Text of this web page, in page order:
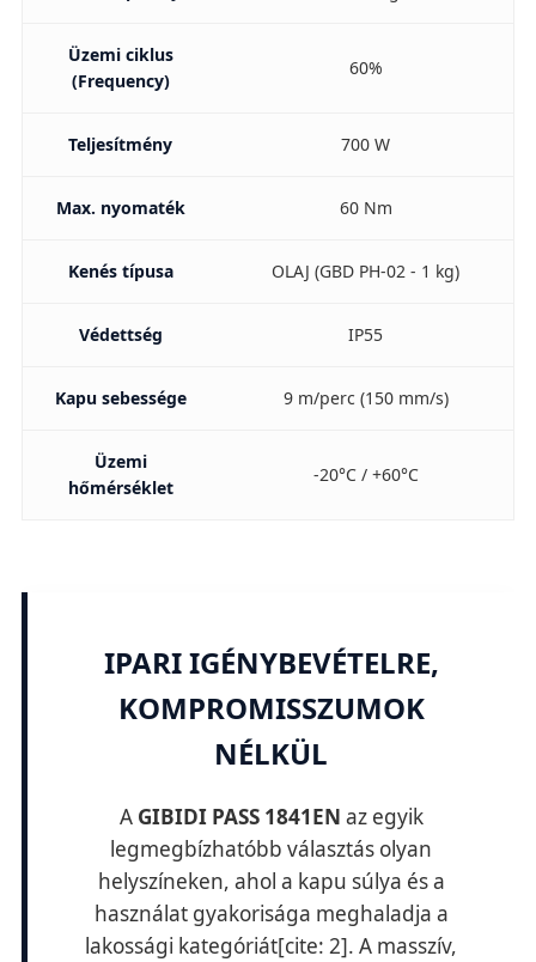
Üzemi ciklus
(Frequency)
60%
Teljesítmény 700 W
Max. nyomaték 60 Nm
Kenés típusa OLAJ (GBD PH-02 - 1 kg)
Védettség IP55
Kapu sebessége 9 m/perc (150 mm/s)
Üzemi
hőmérséklet
-20°C / +60°C
IPARI IGÉNYBEVÉTELRE,
KOMPROMISSZUMOK
NÉLKÜL
A GIBIDI PASS 1841EN az egyik
legmegbízhatóbb választás olyan
helyszíneken, ahol a kapu súlya és a
használat gyakorisága meghaladja a
lakossági kategóriát[cite: 2]. A masszív,